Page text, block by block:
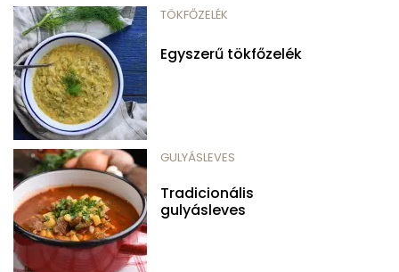
TÖKFŐZELÉK
Egyszerű tökfőzelék
GULYÁSLEVES
Tradicionális
gulyásleves